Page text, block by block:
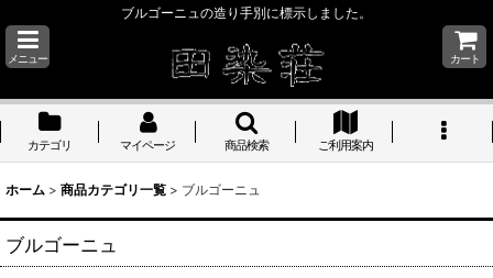
ブルゴーニュの造り手別に標示しました。
メニュー カート
カテゴリ マイページ 商品検索 ご利用案内
ホーム > 商品カテゴリ一覧 > ブルゴーニュ
ブルゴーニュ